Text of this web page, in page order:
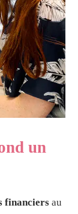
un
financiers au